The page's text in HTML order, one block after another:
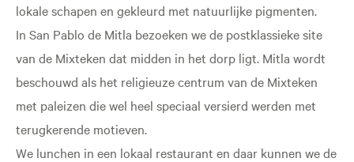
lokale schapen en gekleurd met natuurlijke pigmenten.
In San Pablo de Mitla bezoeken we de postklassieke site
van de Mixteken dat midden in het dorp ligt. Mitla wordt
beschouwd als het religieuze centrum van de Mixteken
met paleizen die wel heel speciaal versierd werden met
terugkerende motieven.
We lunchen in een lokaal restaurant en daar kunnen we de